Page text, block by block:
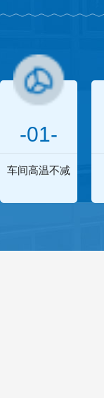
-01-
车间高温不减